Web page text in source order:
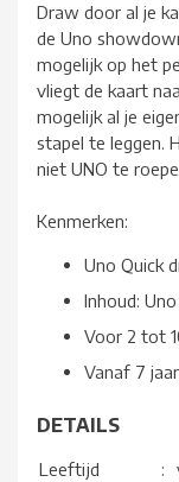
Draw door al je
de Uno
mogelijk op het
vliegt de kaart
mogelijk al je
stapel te leggen.
niet UNO te
Kenmerken:
Uno Quick
Inhoud:
Voor 2 tot
Vanaf 7 jaar
DETAILS
Leeftijd :